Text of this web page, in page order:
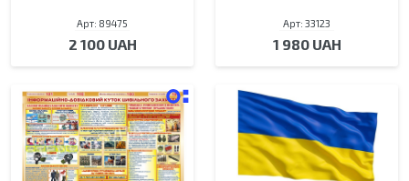
Арт: 89475
2 100 UAH
Арт: 33123
1 980 UAH